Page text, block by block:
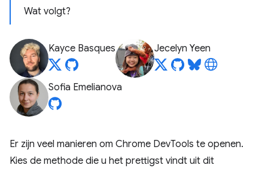
Wat volgt?
Kayce Basques Jecelyn Yeen
Sofia Emelianova
Er zijn veel manieren om Chrome DevTools te openen.
Kies de methode die u het prettigst vindt uit dit